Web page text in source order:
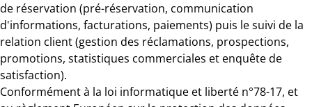
de réservation (pré-réservation, communication
d'informations, facturations, paiements) puis le suivi de la
relation client (gestion des réclamations, prospections,
promotions, statistiques commerciales et enquête de
satisfaction).
Conformément à la loi informatique et liberté n°78-17, et